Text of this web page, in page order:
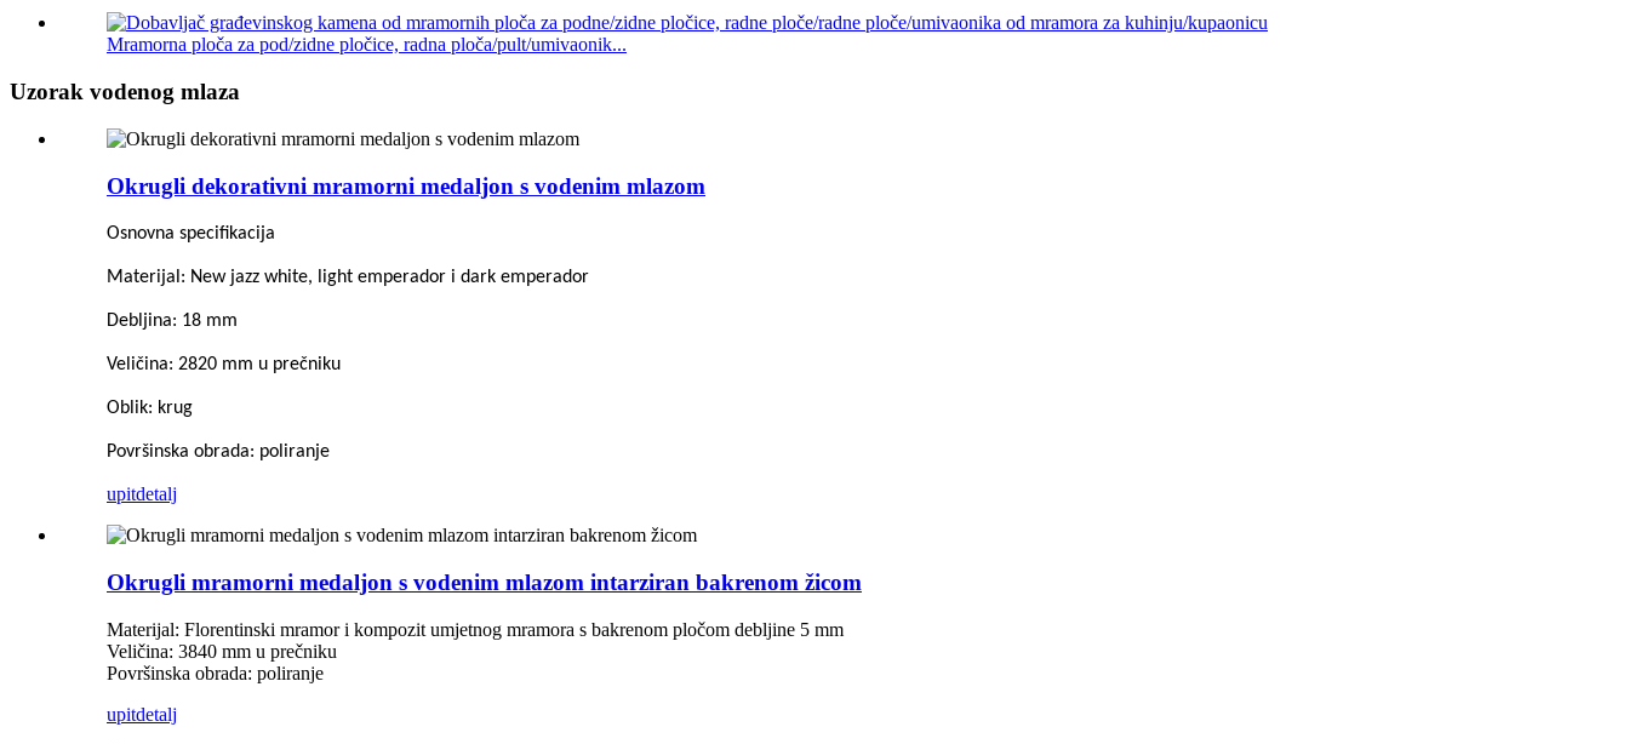
Mramorna ploča za pod/zidne pločice, radna ploča/pult/umivaonik...
Uzorak vodenog mlaza
Okrugli dekorativni mramorni medaljon s vodenim mlazom
Osnovna specifikacija
Materijal: New jazz white, light emperador i dark emperador
Debljina: 18 mm
Veličina: 2820 mm u prečniku
Oblik: krug
Površinska obrada: poliranje
upitdetalj
Okrugli mramorni medaljon s vodenim mlazom intarziran bakrenom žicom
Materijal: Florentinski mramor i kompozit umjetnog mramora s bakrenom pločom debljine 5 mm
Veličina: 3840 mm u prečniku
Površinska obrada: poliranje
upitdetalj